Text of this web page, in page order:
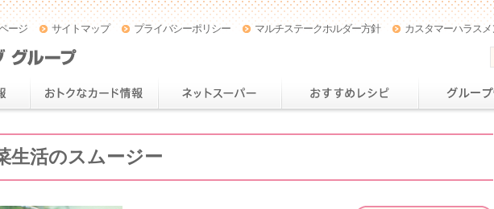
ージ サイトマップ プライバシーポリシー マルチステークホルダー方針 カスタマーハラス
生活のスムージー